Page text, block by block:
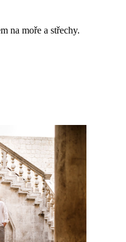
na moře a střechy.